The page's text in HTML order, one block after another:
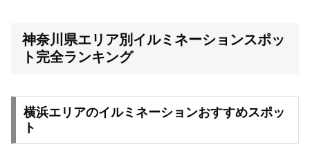
神奈川県エリア別イルミネーションスポッ
ト完全ランキング
横浜エリアのイルミネーションおすすめスポッ
ト